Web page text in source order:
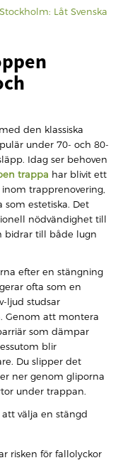
Låt Svenska
den klassiska
under 70- och 80-
Idag ser behoven
trappa har blivit ett
trapprenovering,
som estetiska. Det
nödvändighet till
bidrar till både lugn
efter en stängning
ofta som en
ljud studsar
Genom att montera
som dämpar
blir
Du slipper det
ner genom gliporna
under trappan.
välja en stängd
risken för fallolyckor